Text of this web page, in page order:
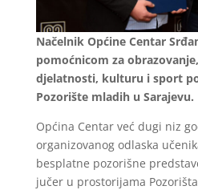
Načelnik Općine Centar
pomoćnicom za
djelatnosti, kulturu i sport
Pozorište mladih u Sarajevu.
Općina Centar već dugi niz
organizovanog odlaska
besplatne pozorišne
jučer u prostorijama